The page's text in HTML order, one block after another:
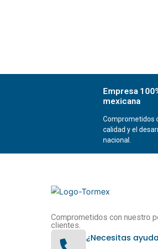
Empresa
mexicana
Comprometidos
calidad y el
nacional.
Comprometidos con nuestro
clientes.
¿Necesitas